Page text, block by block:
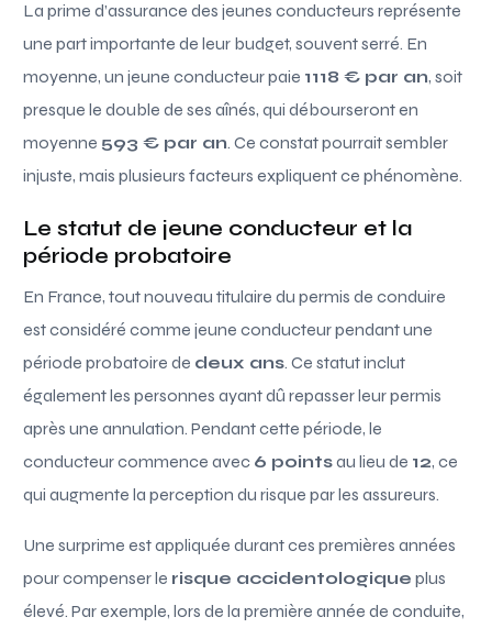
La prime d’assurance des jeunes conducteurs représente
une part importante de leur budget, souvent serré. En
moyenne, un jeune conducteur paie 1118 € par an, soit
presque le double de ses aînés, qui débourseront en
moyenne 593 € par an. Ce constat pourrait sembler
injuste, mais plusieurs facteurs expliquent ce phénomène.
Le statut de jeune conducteur et la
période probatoire
En France, tout nouveau titulaire du permis de conduire
est considéré comme jeune conducteur pendant une
période probatoire de deux ans. Ce statut inclut
également les personnes ayant dû repasser leur permis
après une annulation. Pendant cette période, le
conducteur commence avec 6 pointsau lieu de 12, ce
qui augmente la perception du risque par les assureurs.
Une surprime est appliquée durant ces premières années
pour compenser le risque accidentologique plus
élevé. Par exemple, lors de la première année de conduite,